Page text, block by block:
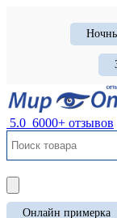
5.0 6000+ отзывов
Онлайн примерка